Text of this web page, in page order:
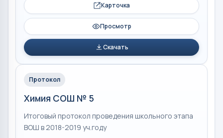
Карточка
Просмотр
Скачать
Протокол
Химия СОШ № 5
Итоговый протокол проведения школьного этапа
ВОШ в 2018-2019 уч.году